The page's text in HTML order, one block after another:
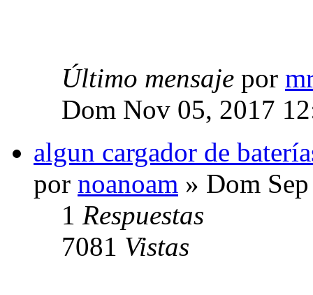
Último mensaje por
Dom Nov 05, 2017
algun cargador de
por noanoam » Dom
1 Respuestas
7081 Vistas